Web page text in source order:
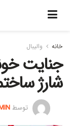
خانه والیبال
شارژ
توسط